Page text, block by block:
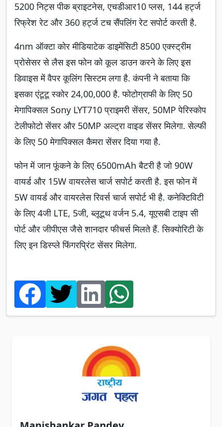
5200 निट्स पीक ब्राइटनेस, एचडीआर10 प्लस, 144 हर्ट्ज
रिफ्रेश रेट और 360 हर्ट्ज टच सैंपलिंग रेट सपोर्ट करती है.
4nm ऑक्टा कोर मीडियाटेक डाइमेंसिटी 8500 एक्स्ट्रीम
प्रोसेसर से लैस इस फोन को कूल डाउन करने के लिए इस
डिवाइस में वैपर कूलिंग सिस्टम लगा है. कंपनी ने बताया कि
इसका एंटूटू स्कोर 24,00,000 है. फोटोग्राफी के लिए 50
मेगापिक्सल Sony LYT710 प्राइमरी सेंसर, 50MP पेरिस्कोप
टेलीफोटो सेंसर और 50MP अल्ट्रा वाइड सेंसर मिलेगा. सेल्फी
के लिए 50 मेगापिक्सल कैमरा सेंसर दिया गया है.
फोन में जान फूंकने के लिए 6500mAh बैटरी है जो 90W
वायर्ड और 15W वायरलेस चार्ज सपोर्ट करती है. इस फोन में
5W वायर्ड और वायरलेस रिवर्स चार्ज सपोर्ट भी है. कनेक्टिविटी
के लिए 4जी LTE, 5जी, ब्लूटूथ वर्जन 5.4, यूएसबी टाइप सी
पोर्ट और जीपीएस जैसे शानदार फीचर्स मिलते हैं. सिक्योरिटी के
लिए इन डिस्प्ले फिंगरप्रिंट सेंसर मिलेगा.